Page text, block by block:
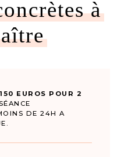
à
EUROS POUR 2
DE 24H A